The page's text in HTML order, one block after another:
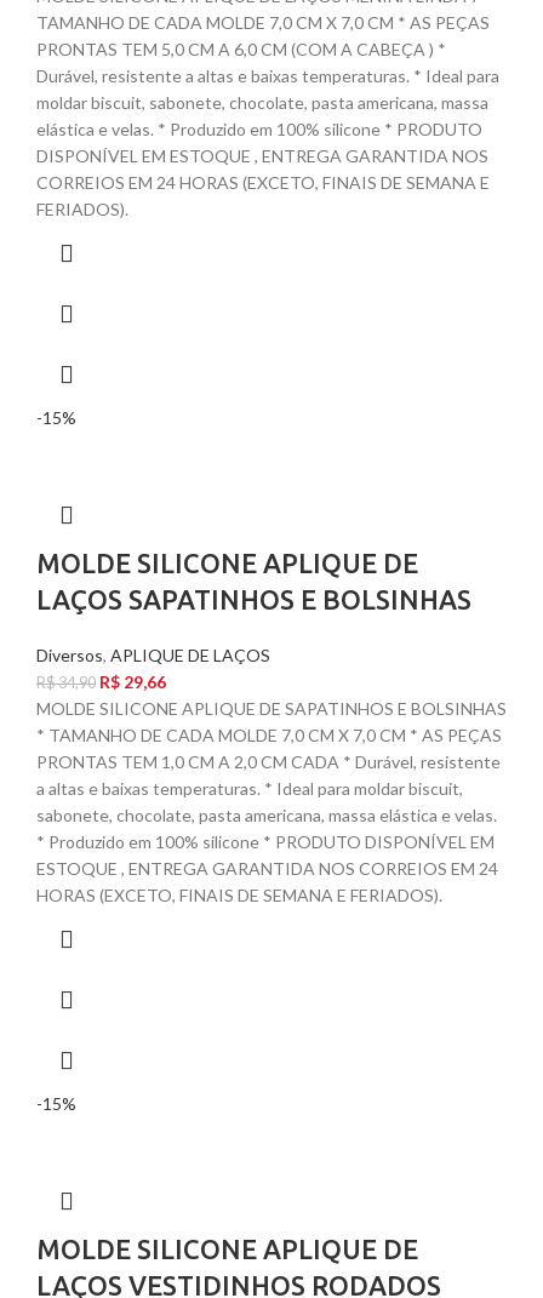
TAMANHO DE CADA MOLDE 7,0 CM X 7,0 CM * AS PEÇAS
PRONTAS TEM 5,0 CM A 6,0 CM (COM A CABEÇA ) *
Durável, resistente a altas e baixas temperaturas. * Ideal para
moldar biscuit, sabonete, chocolate, pasta americana, massa
elástica e velas. * Produzido em 100% silicone * PRODUTO
DISPONÍVEL EM ESTOQUE , ENTREGA GARANTIDA NOS
CORREIOS EM 24 HORAS (EXCETO, FINAIS DE SEMANA E
FERIADOS).
-15%
MOLDE SILICONE APLIQUE DE
LAÇOS SAPATINHOS E BOLSINHAS
Diversos, APLIQUE DE LAÇOS
R$34,90 R$ 29,66
MOLDE SILICONE APLIQUE DE SAPATINHOS E BOLSINHAS
* TAMANHO DE CADA MOLDE 7,0 CM X 7,0 CM * AS PEÇAS
PRONTAS TEM 1,0 CM A 2,0 CM CADA * Durável, resistente
a altas e baixas temperaturas. * Ideal para moldar biscuit,
sabonete, chocolate, pasta americana, massa elástica e velas.
* Produzido em 100% silicone * PRODUTO DISPONÍVEL EM
ESTOQUE , ENTREGA GARANTIDA NOS CORREIOS EM 24
HORAS (EXCETO, FINAIS DE SEMANA E FERIADOS).
-15%
MOLDE SILICONE APLIQUE DE
LAÇOS VESTIDINHOS RODADOS